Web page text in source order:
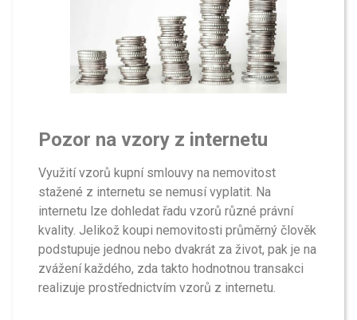
Pozor na vzory z internetu
Využití vzorů kupní smlouvy na nemovitost
stažené z internetu se nemusí vyplatit. Na
internetu lze dohledat řadu vzorů různé právní
kvality. Jelikož koupi nemovitosti průměrný člověk
podstupuje jednou nebo dvakrát za život, pak je na
zvážení každého, zda takto hodnotnou transakci
realizuje prostřednictvím vzorů z internetu.